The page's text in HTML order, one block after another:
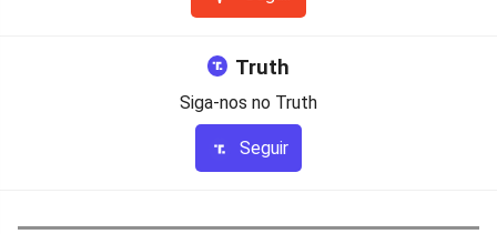
Truth
Siga-nos no Truth
Seguir